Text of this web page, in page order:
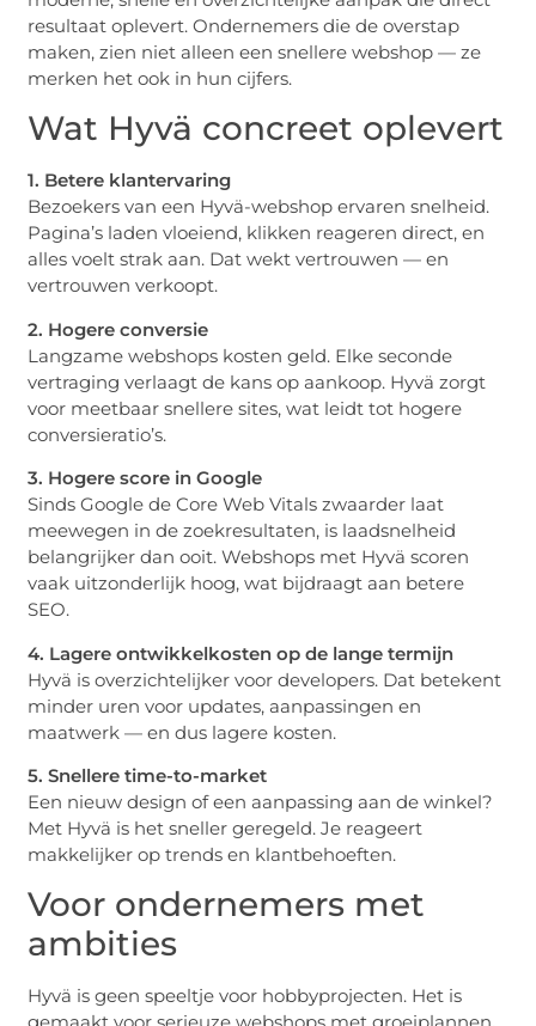
resultaat oplevert. Ondernemers die de overstap
maken, zien niet alleen een snellere webshop — ze
merken het ook in hun cijfers.
Wat Hyvä concreet oplevert
1. Betere klantervaring
Bezoekers van een Hyvä-webshop ervaren snelheid.
Pagina’s laden vloeiend, klikken reageren direct, en
alles voelt strak aan. Dat wekt vertrouwen — en
vertrouwen verkoopt.
2. Hogere conversie
Langzame webshops kosten geld. Elke seconde
vertraging verlaagt de kans op aankoop. Hyvä zorgt
voor meetbaar snellere sites, wat leidt tot hogere
conversieratio’s.
3. Hogere score in Google
Sinds Google de Core Web Vitals zwaarder laat
meewegen in de zoekresultaten, is laadsnelheid
belangrijker dan ooit. Webshops met Hyvä scoren
vaak uitzonderlijk hoog, wat bijdraagt aan betere
SEO.
4. Lagere ontwikkelkosten op de lange termijn
Hyvä is overzichtelijker voor developers. Dat betekent
minder uren voor updates, aanpassingen en
maatwerk — en dus lagere kosten.
5. Snellere time-to-market
Een nieuw design of een aanpassing aan de winkel?
Met Hyvä is het sneller geregeld. Je reageert
makkelijker op trends en klantbehoeften.
Voor ondernemers met
ambities
Hyvä is geen speeltje voor hobbyprojecten. Het is